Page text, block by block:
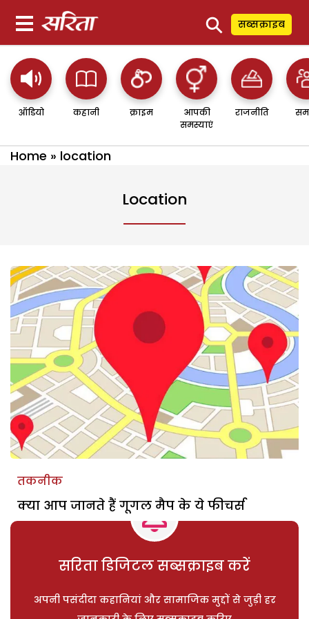
⚲ सब्सक्राइब
ऑडियो कहानी क्राइम
आपकी
समस्याएं
राजनीति
Home » location
Location
तकनीक
क्या आप जानते हैं गूगल मैप के ये फीचर्स
सरिता डिजिटल सब्सक्राइब करें
अपनी पसंदीदा कहानियां और सामाजिक मुद्दों से जुड़ी हर